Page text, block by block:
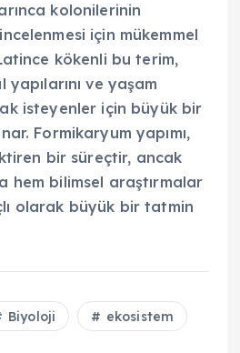
kolonilerinin
için mükemmel
kökenli bu terim,
yapılarını ve yaşam
isteyenler için büyük bir
Formikaryum yapımı,
bir süreçtir, ancak
hem bilimsel araştırmalar
olarak büyük bir tatmin
Biyoloji ekosistem